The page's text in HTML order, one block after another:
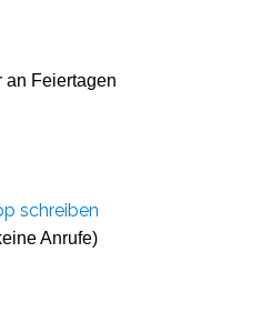
an Feiertagen
schreiben
Anrufe)